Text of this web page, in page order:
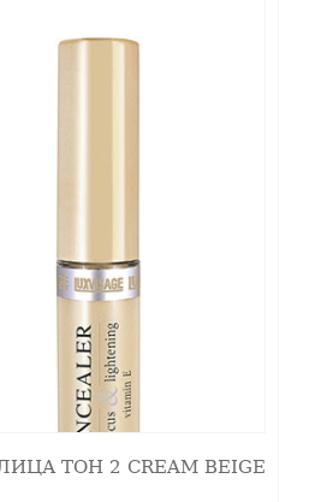
сияющий;
и подсвечивает
глаз, визуально
ТОН 2 CREAM BEIGE